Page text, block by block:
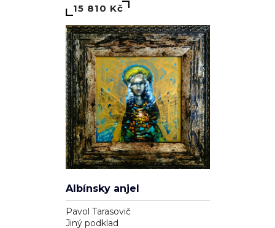
15 810 Kč
Albínsky anjel
Pavol Tarasovič
Jiný podklad
Soukromí a cookies
Používáme cookies pro analytiku (Google Analytics) a reklamní
cílení (Facebook Pixel, Google Ads), abychom zlepšili váš
zážitek a měřili účinnost kampaní. Funkční cookies (přihlášení,
košík) jsou nutné a vždy aktivní.Zásady ochrany osobních údajů
ODMÍTNOUT